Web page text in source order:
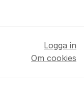
Logga in
Om cookies